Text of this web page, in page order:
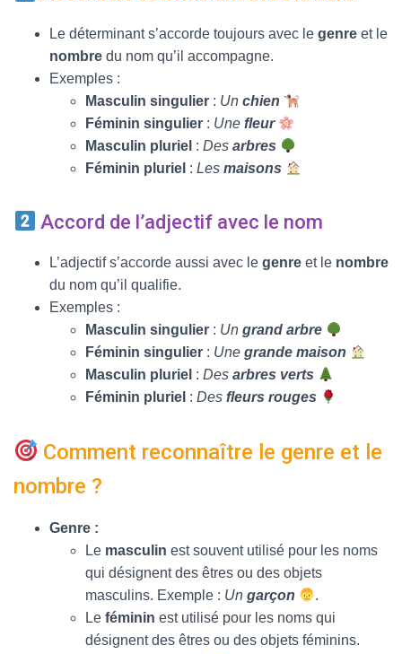
Le déterminant s’accorde toujours avec le genre et le
nombre du nom qu’il accompagne.
Exemples :
Masculin singulier : Un chien
Féminin singulier : Une fleur
Masculin pluriel : Des arbres
Féminin pluriel : Les maisons
Accord de l’adjectif avec le nom
L’adjectif s’accorde aussi avec le genre et le nombre
du nom qu’il qualifie.
Exemples :
Masculin singulier : Un grand arbre
Féminin singulier : Une grande maison
Masculin pluriel : Des arbres verts
Féminin pluriel : Des fleurs rouges
Comment reconnaître le genre et le
nombre ?
Genre :
Le masculin est souvent utilisé pour les noms
qui désignent des êtres ou des objets
masculins. Exemple : Un garçon
.
Le féminin est utilisé pour les noms qui
désignent des êtres ou des objets féminins.